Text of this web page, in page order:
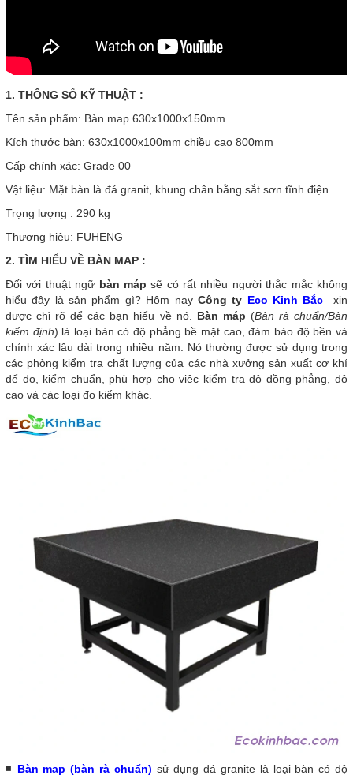
1. THÔNG SỐ KỸ THUẬT :
Tên sản phẩm: Bàn map 630x1000x150mm
Kích thước bàn: 630x1000x100mm chiều cao 800mm
Cấp chính xác: Grade 00
Vật liệu: Mặt bàn là đá granit, khung chân bằng sắt sơn tĩnh điện
Trọng lượng : 290 kg
Thương hiệu: FUHENG
2. TÌM HIỂU VỀ BÀN MAP :
Đối với thuật ngữ bàn máp sẽ có rất nhiều người thắc mắc không
hiểu đây là sản phẩm gì? Hôm nay Công ty Eco Kinh Bắc
xin
được chỉ rõ để các bạn hiểu về nó. Bàn máp (Bàn rà chuẩn/Bàn
kiểm định) là loại bàn có độ phẳng bề mặt cao, đảm bảo độ bền và
chính xác lâu dài trong nhiều năm. Nó thường được sử dụng trong
các phòng kiểm tra chất lượng của các nhà xưởng sản xuất cơ khí
để đo, kiểm chuẩn, phù hợp cho việc kiểm tra độ đồng phẳng, độ
cao và các loại đo kiểm khác.
◾ Bàn map (bàn rà chuẩn) sử dụng đá granite là loại bàn có độ